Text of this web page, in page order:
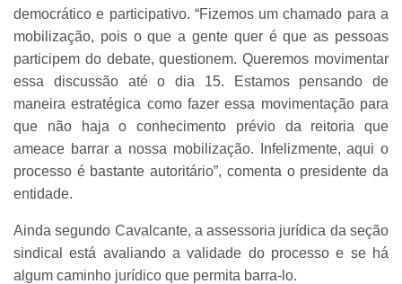
democrático e participativo. “Fizemos um chamado para a
mobilização, pois o que a gente quer é que as pessoas
participem do debate, questionem. Queremos movimentar
essa discussão até o dia 15. Estamos pensando de
maneira estratégica como fazer essa movimentação para
que não haja o conhecimento prévio da reitoria que
ameace barrar a nossa mobilização. Infelizmente, aqui o
processo é bastante autoritário”, comenta o presidente da
entidade.
Ainda segundo Cavalcante, a assessoria jurídica da seção
sindical está avaliando a validade do processo e se há
algum caminho jurídico que permita barra-lo.